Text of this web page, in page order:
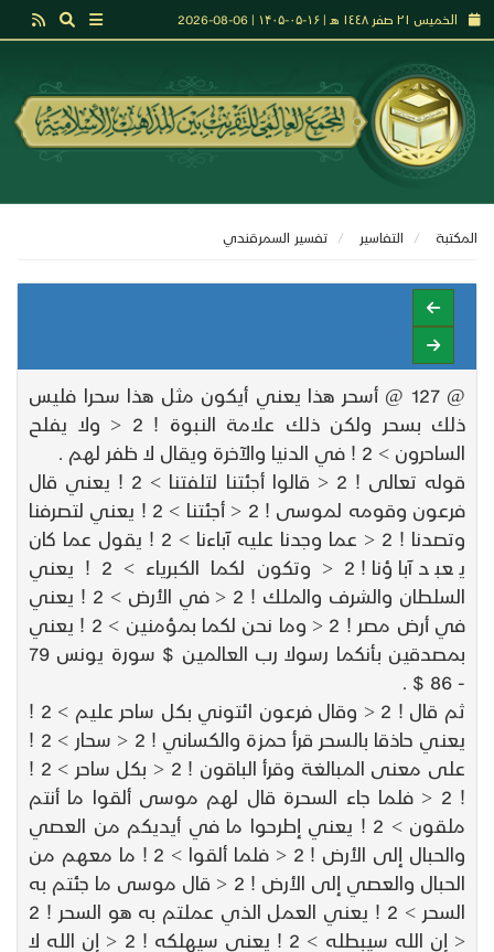
الخميس ٢١ صفر ١٤٤٨ هـ | ۱۶-۰۵-۱۴۰۵ | 06-08-2026
المكتبة التفاسير تفسير السمرقندي
@ 127 @ أسحر هذا يعني أيكون مثل هذا سحرا فليس
ذلك بسحر ولكن ذلك علامة النبوة ! 2 < ولا يفلح
الساحرون > 2 ! في الدنيا والآخرة ويقال لا ظفر لهم .
قوله تعالى ! 2 < قالوا أجئتنا لتلفتنا > 2 ! يعني قال
فرعون وقومه لموسى ! 2 < أجئتنا > 2 ! يعني لتصرفنا
وتصدنا ! 2 < عما وجدنا عليه آباءنا > 2 ! يقول عما كان
يعبد آباؤنا ! 2 < وتكون لكما الكبرياء > 2 ! يعني
السلطان والشرف والملك ! 2 < في الأرض > 2 ! يعني
في أرض مصر ! 2 < وما نحن لكما بمؤمنين > 2 ! يعني
بمصدقين بأنكما رسولا رب العالمين $ سورة يونس 79
- 86 $ .
ثم قال ! 2 < وقال فرعون ائتوني بكل ساحر عليم > 2 !
يعني حاذقا بالسحر قرأ حمزة والكساني ! 2 < سحار > 2 !
على معنى المبالغة وقرأ الباقون ! 2 < بكل ساحر > 2 !
! 2 < فلما جاء السحرة قال لهم موسى ألقوا ما أنتم
ملقون > 2 ! يعني إطرحوا ما في أيديكم من العصي
والحبال إلى الأرض ! 2 < فلما ألقوا > 2 ! ما معهم من
الحبال والعصي إلى الأرض ! 2 < قال موسى ما جئتم به
السحر > 2 ! يعني العمل الذي عملتم به هو السحر ! 2
< إن الله سيبطله > 2 ! يعني سيهلكه ! 2 < إن الله لا